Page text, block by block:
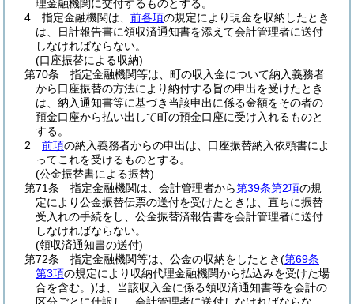
理金融機関に交付するものとする。
4
指定金融機関は、 前各項の規定により現金を収納したとき
は、日計報告書に領収済通知書を添えて会計管理者に送付
しなければならない。
(口座振替による収納)
第70条
指定金融機関等は、町の収入金について納入義務者
から口座振替の方法により納付する旨の申出を受けたとき
は、納入通知書等に基づき当該申出に係る金額をその者の
預金口座から払い出して町の預金口座に受け入れるものと
する。
2
前項の納入義務者からの申出は、口座振替納入依頼書によ
ってこれを受けるものとする。
(公金振替書による振替)
第71条
指定金融機関は、会計管理者から第39条第2項の規
定により公金振替伝票の送付を受けたときは、直ちに振替
受入れの手続をし、公金振替済報告書を会計管理者に送付
しなければならない。
(領収済通知書の送付)
第72条
指定金融機関等は、公金の収納をしたとき(第69条
第3項の規定により収納代理金融機関から払込みを受けた場
合を含む。)は、当該収入金に係る領収済通知書等を会計の